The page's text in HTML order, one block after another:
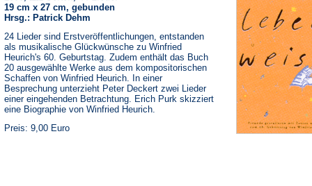
19 cm x 27 cm, gebunden
Hrsg.: Patrick Dehm
24 Lieder sind Erstveröffentlichungen, entstanden
als musikalische Glückwünsche zu Winfried
Heurich's 60. Geburtstag. Zudem enthält das Buch
20 ausgewählte Werke aus dem kompositorischen
Schaffen von Winfried Heurich. In einer
Besprechung unterzieht Peter Deckert zwei Lieder
einer eingehenden Betrachtung. Erich Purk skizziert
eine Biographie von Winfried Heurich.
Preis: 9,00 Euro